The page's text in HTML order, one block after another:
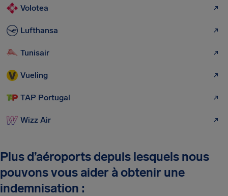
Volotea
Lufthansa
Tunisair
Vueling
TAP Portugal
Wizz Air
Plus d’aéroports depuis lesquels nous
pouvons vous aider à obtenir une
indemnisation :